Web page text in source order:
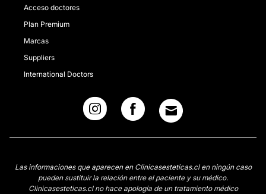
Acceso doctores
Plan Premium
Marcas
Suppliers
International Doctors
Las informaciones que aparecen en Clinicasesteticas.cl en ningún caso
pueden sustituir la relación entre el paciente y su médico.
Clinicasesteticas.cl no hace apología de un tratamiento médico